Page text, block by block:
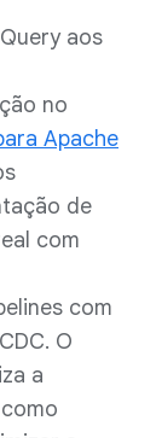
aos
no
Apache
de
com
com
O
a